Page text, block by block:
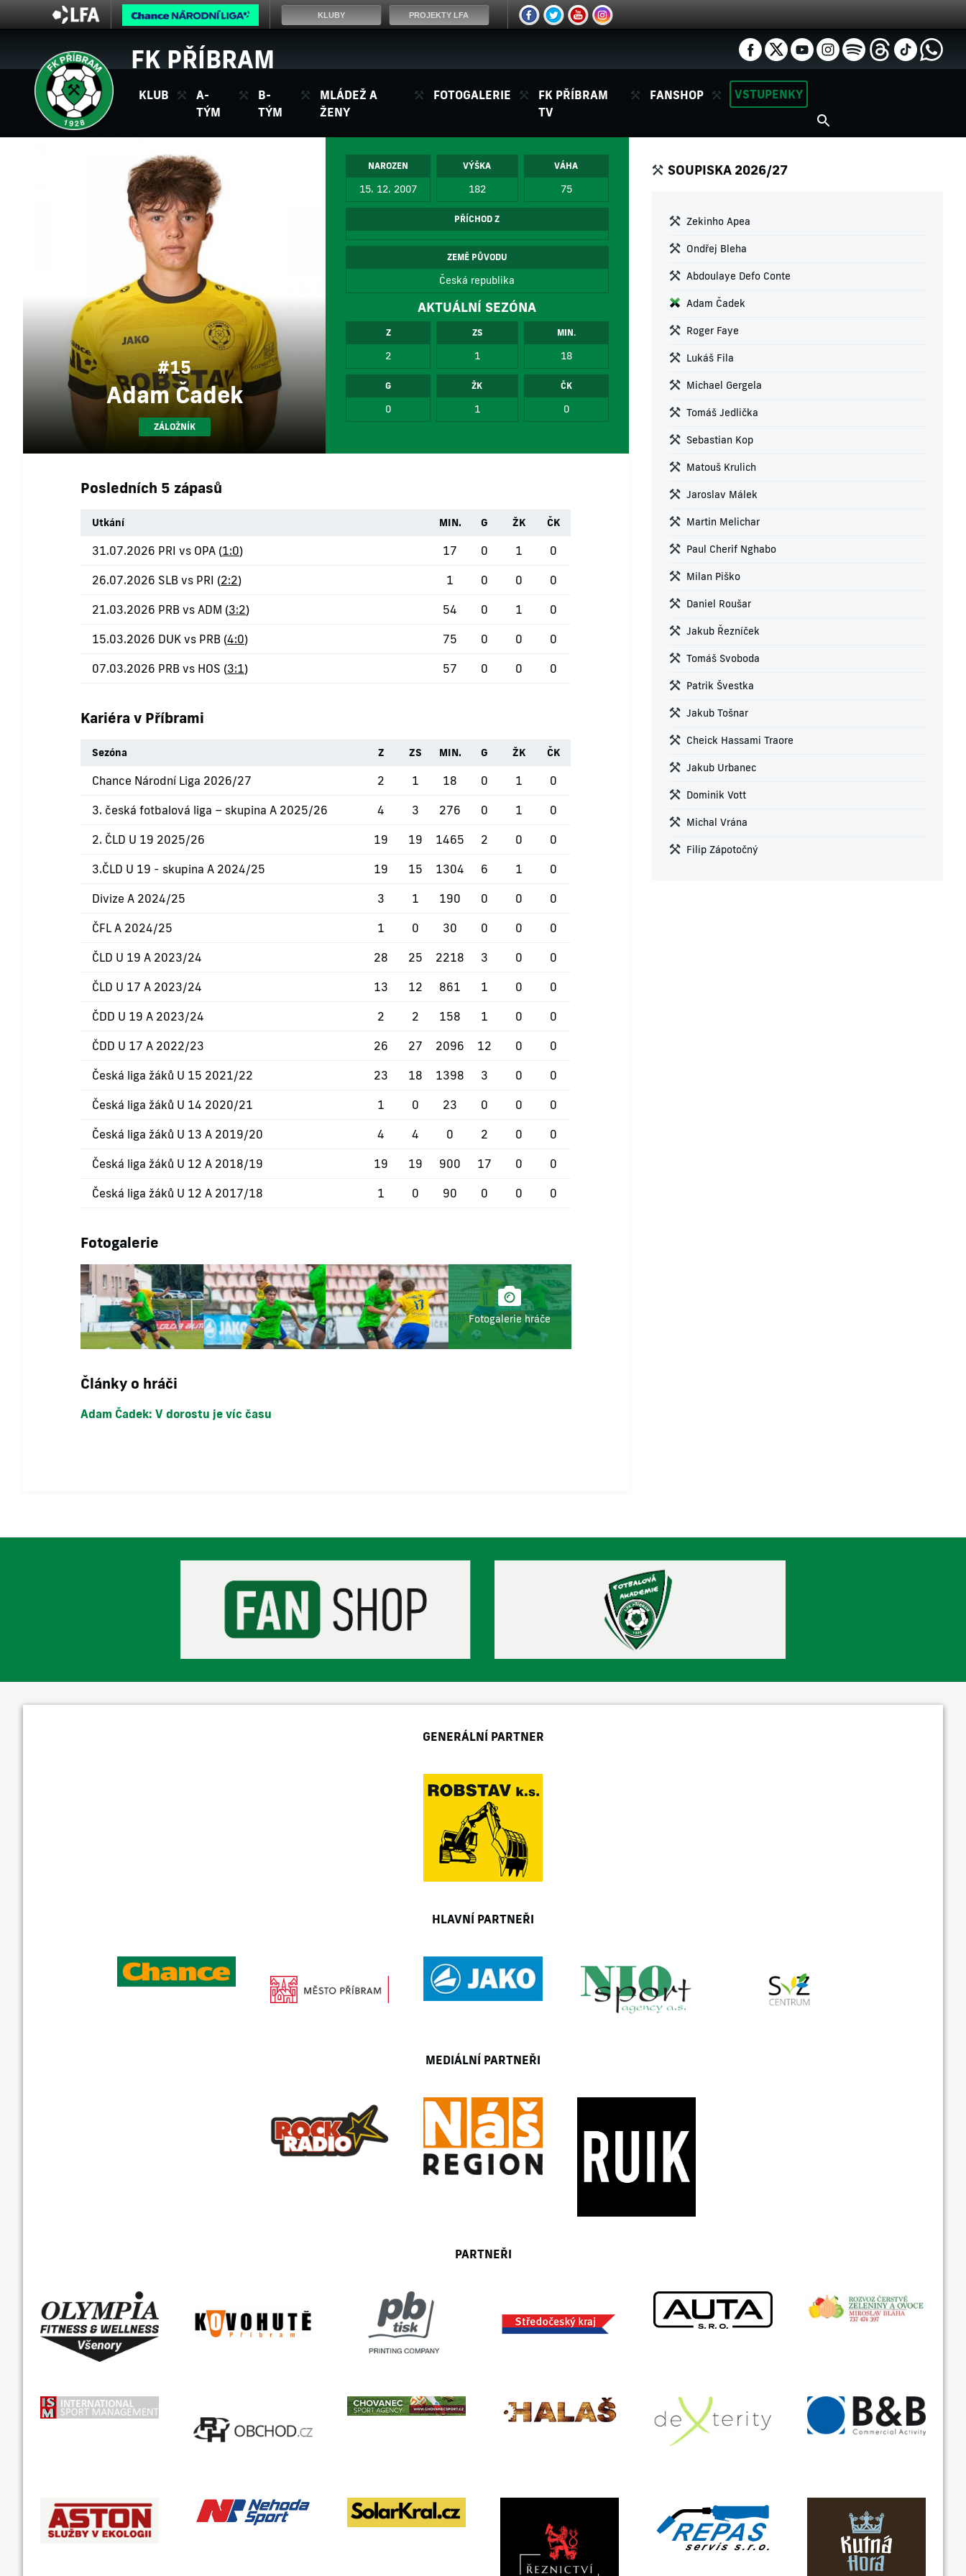
FK PŘÍBRAM
KLUB
A-
TÝM
B-
TÝM
MLÁDEŽ A
ŽENY
FOTOGALERIE
FK PŘÍBRAM
TV
FANSHOP VSTUPENKY
#15
Adam Čadek
ZÁLOŽNÍK
NAROZEN
15. 12. 2007
VÝŠKA
182
VÁHA
75
PŘÍCHOD Z
ZEMĚ PŮVODU
Česká republika
AKTUÁLNÍ SEZÓNA
Z
2
ZS
1
MIN.
18
G
0
ŽK
1
ČK
0
Posledních 5 zápasů
Utkání MIN. G ŽK ČK
31.07.2026 PRI vs OPA (1:0) 17 0 1 0
26.07.2026 SLB vs PRI (2:2) 1 0 0 0
21.03.2026 PRB vs ADM (3:2) 54 0 1 0
15.03.2026 DUK vs PRB (4:0) 75 0 0 0
07.03.2026 PRB vs HOS (3:1) 57 0 0 0
Kariéra v Příbrami
Sezóna Z ZS MIN. G ŽK ČK
Chance Národní Liga 2026/27 2 1 18 0 1 0
3. česká fotbalová liga – skupina A 2025/26 4 3 276 0 1 0
2. ČLD U 19 2025/26 19 19 1465 2 0 0
3.ČLD U 19 - skupina A 2024/25 19 15 1304 6 1 0
Divize A 2024/25 3 1 190 0 0 0
ČFL A 2024/25 1 0 30 0 0 0
ČLD U 19 A 2023/24 28 25 2218 3 0 0
ČLD U 17 A 2023/24 13 12 861 1 0 0
ČDD U 19 A 2023/24 2 2 158 1 0 0
ČDD U 17 A 2022/23 26 27 2096 12 0 0
Česká liga žáků U 15 2021/22 23 18 1398 3 0 0
Česká liga žáků U 14 2020/21 1 0 23 0 0 0
Česká liga žáků U 13 A 2019/20 4 4 0 2 0 0
Česká liga žáků U 12 A 2018/19 19 19 900 17 0 0
Česká liga žáků U 12 A 2017/18 1 0 90 0 0 0
Fotogalerie
Fotogalerie hráče
Články o hráči
Adam Čadek: V dorostu je víc času
SOUPISKA 2026/27
Zekinho Apea
Ondřej Bleha
Abdoulaye Defo Conte
Adam Čadek
Roger Faye
Lukáš Fila
Michael Gergela
Tomáš Jedlička
Sebastian Kop
Matouš Krulich
Jaroslav Málek
Martin Melichar
Paul Cherif Nghabo
Milan Piško
Daniel Roušar
Jakub Řezníček
Tomáš Svoboda
Patrik Švestka
Jakub Tošnar
Cheick Hassami Traore
Jakub Urbanec
Dominik Vott
Michal Vrána
Filip Zápotočný
GENERÁLNÍ PARTNER
HLAVNÍ PARTNEŘI
MEDIÁLNÍ PARTNEŘI
PARTNEŘI
KLUBY PROJEKTY LFA